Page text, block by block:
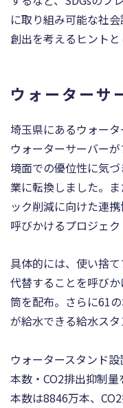
に取り組み可能な社
創出を考えるヒントと
ウォーターサ
埼玉県にあるウォータ
ウォーターサーバー
境面での優位性に気
業に転換しました。
ック削減に向けた連
呼びかけるプロジェク
具体的には、使い捨
代替することを呼び
筒を配布。さらに61
が給水できる給水スタ
ウォータースタンド
本数・CO2排出抑制
本数は8846万本、